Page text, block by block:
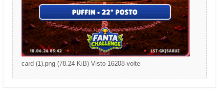
card (1).png (78.24 KiB) Visto 16208 volte